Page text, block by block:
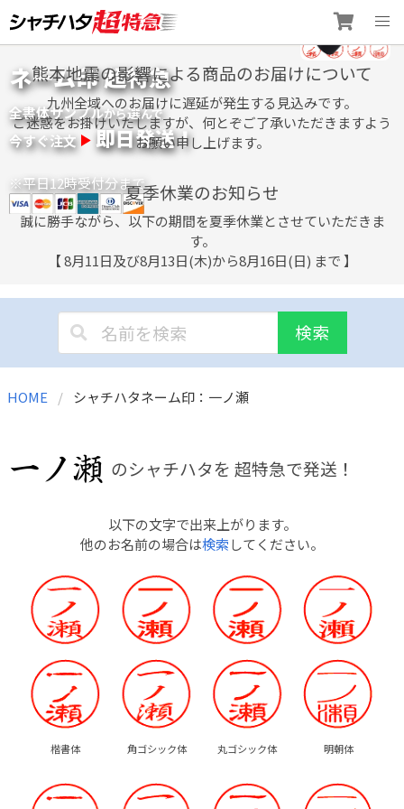
to
content
ネーム印 超特急
全書体サンプルから選んで
今すぐ注文 即日発送！
※平日12時受付分まで
熊本地震の影響による商品のお届けについて
九州全域へのお届けに遅延が発生する見込みです。
ご迷惑をお掛けいたしますが、何とぞご了承いただきますよう
お願い申し上げます。
夏季休業のお知らせ
誠に勝手ながら、以下の期間を夏季休業とさせていただきま
す。
【 8月11日及び8月13日(木)から8月16日(日) まで 】
検索
HOME シャチハタネーム印：一ノ瀬
のシャチハタを 超特急で発送！
以下の文字で出来上がります。
他のお名前の場合は検索してください。
楷書体 角ゴシック体 丸ゴシック体 明朝体